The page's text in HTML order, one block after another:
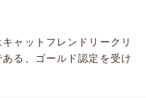
ャットフレンドリークリ
る、ゴールド認定を受け